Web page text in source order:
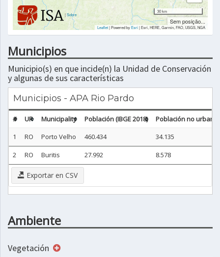
|Sobre
30 km
Sem posição...
Leaflet| Powered byEsri|Esri, HERE, Garmin, FAO, USGS, NGA
Municipios
Municipio(s) en que incide(n) la Unidad de Conservación
y algunas de sus características
Municipios - APA Rio Pardo
# UF Municipality Población (IBGE 2018)
Población no urbana
1
RO Porto Velho 460.434 34.135
2 RO Buritis 27.992 8.578
Exportar en CSV
Ambiente
Vegetación